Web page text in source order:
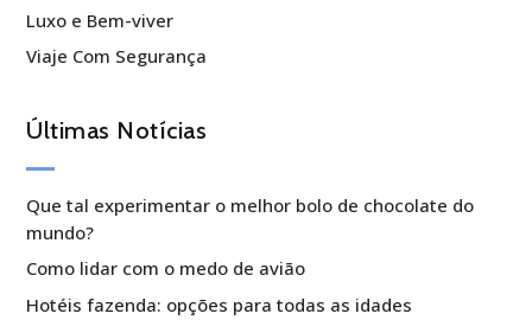
Luxo e Bem-viver
Viaje Com Segurança
Últimas Notícias
Que tal experimentar o melhor bolo de chocolate do
mundo?
Como lidar com o medo de avião
Hotéis fazenda: opções para todas as idades